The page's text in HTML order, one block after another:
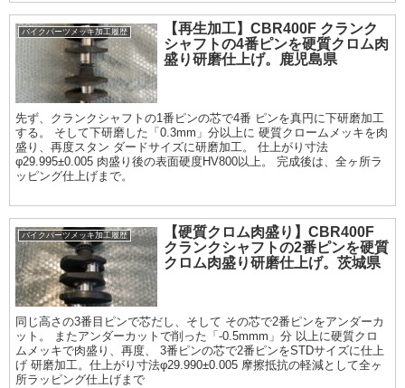
バイクパーツメッキ加工履歴
【再生加工】CBR400F クランク
シャフトの4番ピンを硬質クロム肉
盛り研磨仕上げ。鹿児島県
先ず、クランクシャフトの1番ピンの芯で4番 ピンを真円に下研磨加工
する。 そして下研磨した「0.3mm」分以上に 硬質クロームメッキを肉
盛り、再度スタン ダードサイズに研磨加工。 仕上がり寸法
φ29.995±0.005 肉盛り後の表面硬度HV800以上。 完成後は、全ヶ所ラ
ッピング仕上げまで。
バイクパーツメッキ加工履歴
【硬質クロム肉盛り】CBR400F
クランクシャフトの2番ピンを硬質
クロム肉盛り研磨仕上げ。茨城県
同じ高さの3番目ピンで芯だし、そして その芯で2番ピンをアンダーカ
ット。 またアンダーカットで削った「-0.5mmm」分 以上に硬質クロ
ムメッキで肉盛り、再度、 3番ピンの芯で2番ピンをSTDサイズに仕上
げ 研磨加工。仕上がり寸法φ29.990±0.005 摩擦抵抗の軽減として全ヶ
所ラッピング仕上げまで